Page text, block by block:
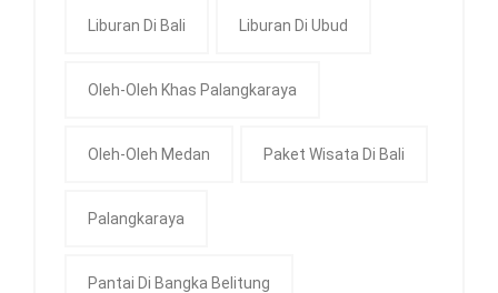
Liburan Di Bali Liburan Di Ubud
Oleh-Oleh Khas Palangkaraya
Oleh-Oleh Medan Paket Wisata Di Bali
Palangkaraya
Pantai Di Bangka Belitung